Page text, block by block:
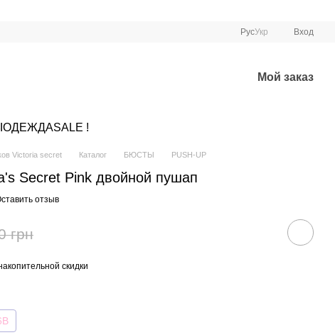
РусУкр Вход
Мой заказ
ОДЕЖДАSALE !
Victoria secret Каталог БЮСТЫ PUSH-UP
Secret Pink двойной пушап
отзыв
грн
скидки